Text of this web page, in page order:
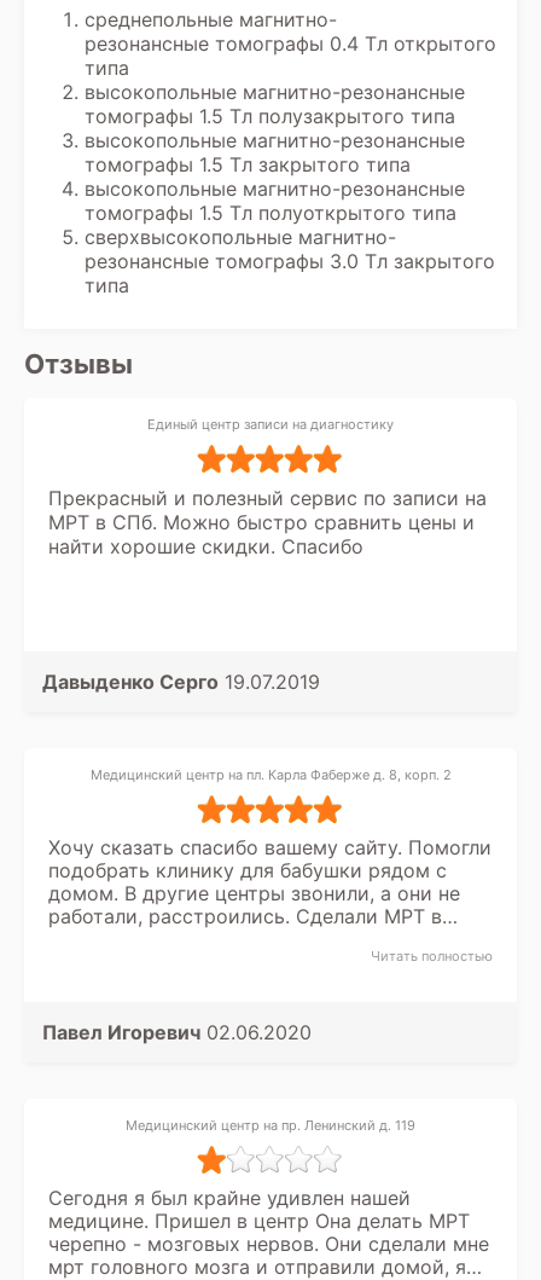
плана лечения на основе всех
полученных данных, включая заключение
диагноста.
среднепольные магнитно-
резонансные томографы 0.4 Тл открытого
типа
высокопольные магнитно-резонансные
томографы 1.5 Тл полузакрытого типа
высокопольные магнитно-резонансные
томографы 1.5 Тл закрытого типа
высокопольные магнитно-резонансные
томографы 1.5 Тл полуоткрытого типа
сверхвысокопольные магнитно-
резонансные томографы 3.0 Тл закрытого
типа
Отзывы
Единый центр записи на диагностику
Прекрасный и полезный сервис по записи на
МРТ в СПб. Можно быстро сравнить цены и
найти хорошие скидки. Спасибо
Давыденко Серго 19.07.2019
Медицинский центр на пл. Карла Фаберже д. 8, корп. 2
Хочу сказать спасибо вашему сайту. Помогли
подобрать клинику для бабушки рядом с
домом. В другие центры звонили, а они не
работали, расстроились. Сделали МРТ в
Читать полностью
Павел Игоревич 02.06.2020
Медицинский центр на пр. Ленинский д. 119
Сегодня я был крайне удивлен нашей
медицине. Пришел в центр Она делать МРТ
черепно - мозговых нервов. Они сделали мне
мрт головного мозга и отправили домой, я